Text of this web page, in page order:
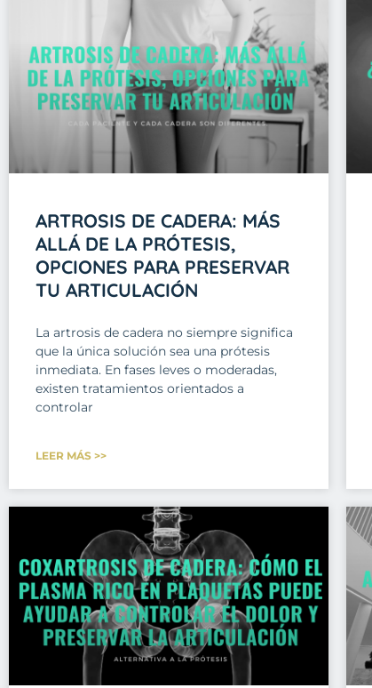
ARTROSIS DE CADERA: MÁS
ALLÁ DE LA PRÓTESIS,
OPCIONES PARA PRESERVAR
TU ARTICULACIÓN
La artrosis de cadera no siempre significa
que la única solución sea una prótesis
inmediata. En fases leves o moderadas,
existen tratamientos orientados a
controlar
LEER MÁS >>